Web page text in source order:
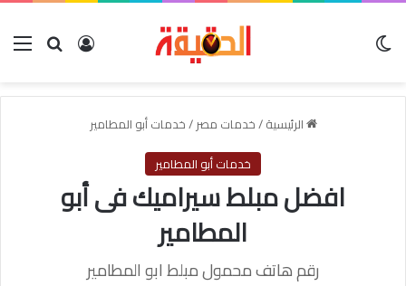
بحث عنتسجيل
الرئيسية/خدمات مصر/خدمات أبو المطامير
خدمات أبو المطامير
افضل مبلط سيراميك فى أبو
المطامير
رقم هاتف محمول مبلط ابو المطامير